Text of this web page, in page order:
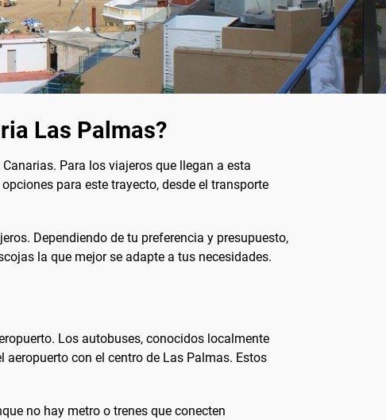
Las Palmas?
Para los viajeros que llegan a esta
para este trayecto, desde el transporte
Dependiendo de tu preferencia y presupuesto,
la que mejor se adapte a tus necesidades.
Los autobuses, conocidos localmente
con el centro de Las Palmas. Estos
no hay metro o trenes que conecten